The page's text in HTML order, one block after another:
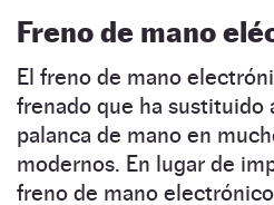
Freno de mano
El freno de mano
frenado que ha sustituido
palanca de mano en
modernos. En lugar de
freno de mano electrónico